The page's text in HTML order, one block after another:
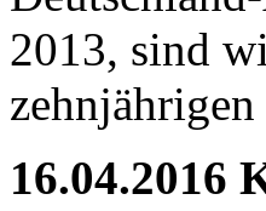
2013, sind
16.04.2016